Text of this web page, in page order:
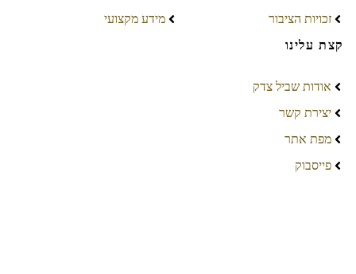
זכויות הציבור
מידע מקצועי
קצת עלינו
אודות שביל צדק
יצירת קשר
מפת אתר
פייסבוק